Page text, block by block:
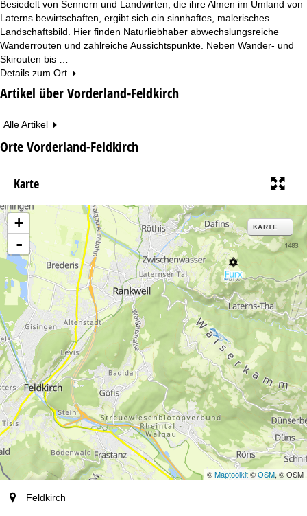
Besiedelt von Sennern und Landwirten, die ihre Almen im Umland von
Laterns bewirtschaften, ergibt sich ein sinnhaftes, malerisches
Landschaftsbild. Hier finden Naturliebhaber abwechslungsreiche
Wanderrouten und zahlreiche Aussichtspunkte. Neben Wander- und
Skirouten bis …
Details zum Ort
Artikel über Vorderland-Feldkirch
Alle Artikel
Orte Vorderland-Feldkirch
Karte
+
-
KARTE
©Maptoolkit©OSM, © OSM
Ort
Feldkirch